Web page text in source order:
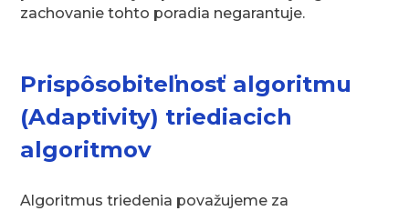
zachovanie tohto poradia negarantuje.
Prispôsobiteľnosť algoritmu
(Adaptivity) triediacich
algoritmov
Algoritmus triedenia považujeme za